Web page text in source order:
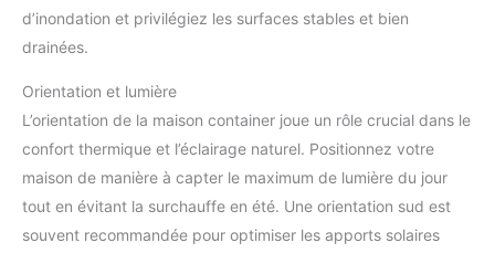
d’inondation et privilégiez les surfaces stables et bien
drainées.
Orientation et lumière
L’orientation de la maison container joue un rôle crucial dans le
confort thermique et l’éclairage naturel. Positionnez votre
maison de manière à capter le maximum de lumière du jour
tout en évitant la surchauffe en été. Une orientation sud est
souvent recommandée pour optimiser les apports solaires